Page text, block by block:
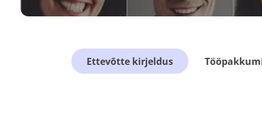
Ettevõtte kirjeldus